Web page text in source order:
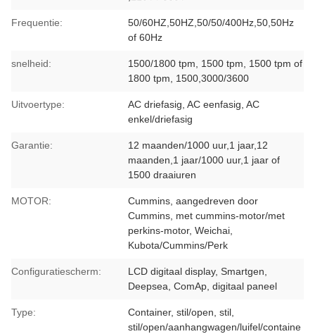
Frequentie:
50/60HZ,50HZ,50/50/400Hz,50,50Hz
of 60Hz
snelheid:
1500/1800 tpm, 1500 tpm, 1500 tpm of
1800 tpm, 1500,3000/3600
Uitvoertype:
AC driefasig, AC eenfasig, AC
enkel/driefasig
Garantie:
12 maanden/1000 uur,1 jaar,12
maanden,1 jaar/1000 uur,1 jaar of
1500 draaiuren
MOTOR:
Cummins, aangedreven door
Cummins, met cummins-motor/met
perkins-motor, Weichai,
Kubota/Cummins/Perk
Configuratiescherm:
LCD digitaal display, Smartgen,
Deepsea, ComAp, digitaal paneel
Type:
Container, stil/open, stil,
stil/open/aanhangwagen/luifel/containe